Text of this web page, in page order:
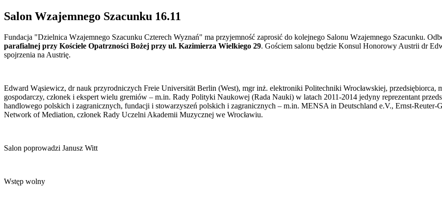
Salon Wzajemnego Szacunku 16.11
Fundacja "Dzielnica Wzajemnego Szacunku Czterech Wyznań" ma przyjemność zaprosić do kolejnego Salonu Wzajemnego Szacunku.
parafialnej przy Kościele Opatrzności Bożej przy ul. Kazimierza Wielkiego 29. Gościem salonu będzie Konsul Honorowy Austrii dr
spojrzenia na Austrię.
Edward Wąsiewicz, dr nauk przyrodniczych Freie Universität Berlin (West), mgr inż. elektroniki Politechniki Wrocławskiej, przedsiębiorca,
gospodarczy, członek i ekspert wielu gremiów – m.in. Rady Polityki Naukowej (Rada Nauki) w latach 2011-2014 jedyny reprezentant
handlowego polskich i zagranicznych, fundacji i stowarzyszeń polskich i zagranicznych – m.in. MENSA in Deutschland e.V., Ernst-Reuter-
Network of Mediation, członek Rady Uczelni Akademii Muzycznej we Wrocławiu.
Salon poprowadzi Janusz Witt
Wstęp wolny